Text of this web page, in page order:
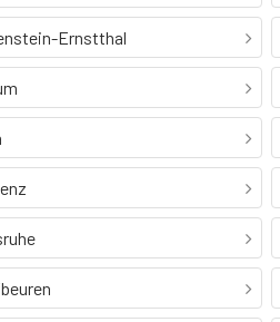
Ernstthal